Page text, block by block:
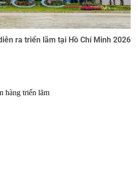
ra triển lãm tại Hồ Chí Minh 2026